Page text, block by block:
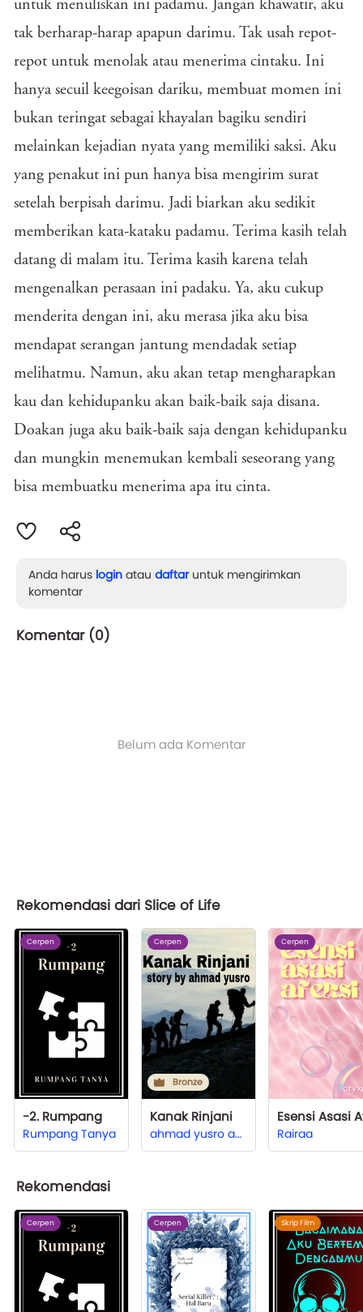
untuk menuliskan ini padamu. Jangan khawatir, aku
tak berharap-harap apapun darimu. Tak usah repot-
repot untuk menolak atau menerima cintaku. Ini
hanya secuil keegoisan dariku, membuat momen ini
bukan teringat sebagai khayalan bagiku sendiri
melainkan kejadian nyata yang memiliki saksi. Aku
yang penakut ini pun hanya bisa mengirim surat
setelah berpisah darimu. Jadi biarkan aku sedikit
memberikan kata-kataku padamu. Terima kasih telah
datang di malam itu. Terima kasih karena telah
mengenalkan perasaan ini padaku. Ya, aku cukup
menderita dengan ini, aku merasa jika aku bisa
mendapat serangan jantung mendadak setiap
melihatmu. Namun, aku akan tetap mengharapkan
kau dan kehidupanku akan baik-baik saja disana.
Doakan juga aku baik-baik saja dengan kehidupanku
dan mungkin menemukan kembali seseorang yang
bisa membuatku menerima apa itu cinta.
Anda harus login atau daftaruntuk mengirimkan
komentar
Komentar (0)
Belum ada Komentar
Rekomendasi dari Slice of Life
Cerpen
-2. Rumpang
Rumpang Tanya
Cerpen
Bronze
Kanak Rinjani
ahmad yusro ahmad yusro
Cerpen
Rairaa
Rekomendasi
Cerpen Cerpen Skrip Film